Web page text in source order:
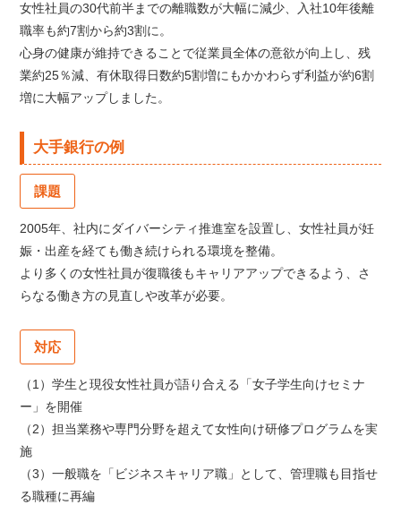
女性社員の30代前半までの離職数が大幅に減少、入社10年後離
職率も約7割から約3割に。
心身の健康が維持できることで従業員全体の意欲が向上し、残
業約25％減、有休取得日数約5割増にもかかわらず利益が約6割
増に大幅アップしました。
大手銀行の例
課題
2005年、社内にダイバーシティ推進室を設置し、女性社員が妊
娠・出産を経ても働き続けられる環境を整備。
より多くの女性社員が復職後もキャリアアップできるよう、さ
らなる働き方の見直しや改革が必要。
対応
（1）学生と現役女性社員が語り合える「女子学生向けセミナ
ー」を開催
（2）担当業務や専門分野を超えて女性向け研修プログラムを実
施
（3）一般職を「ビジネスキャリア職」として、管理職も目指せ
る職種に再編